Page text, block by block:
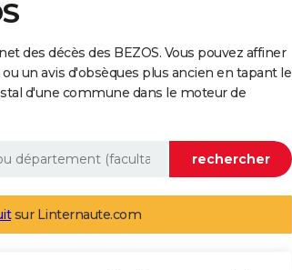
des décès des BEZOS. Vous pouvez affiner
un avis d'obsèques plus ancien en tapant le
d'une commune dans le moteur de
sur Linternaute.com